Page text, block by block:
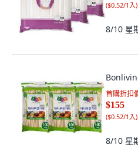
($0.52/1入)
8/10 星
首購折扣
$155
($0.52/1入)
8/10 星